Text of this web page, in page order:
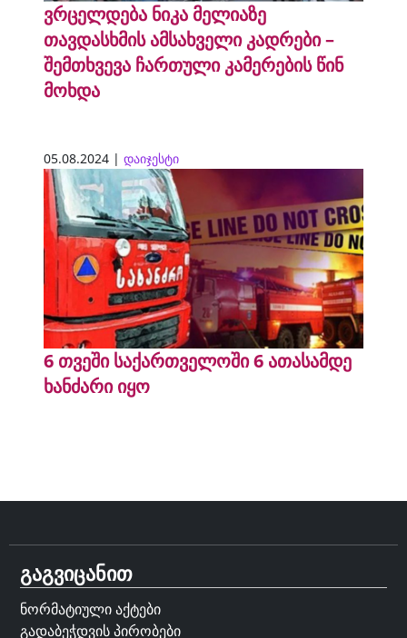
ვრცელდება ნიკა მელიაზე
თავდასხმის ამსახველი კადრები –
შემთხვევა ჩართული კამერების წინ
მოხდა
05.08.2024 | დაიჯესტი
6 თვეში საქართველოში 6 ათასამდე
ხანძარი იყო
გაგვიცანით
ნორმატიული აქტები
გადაბეჭდვის პირობები